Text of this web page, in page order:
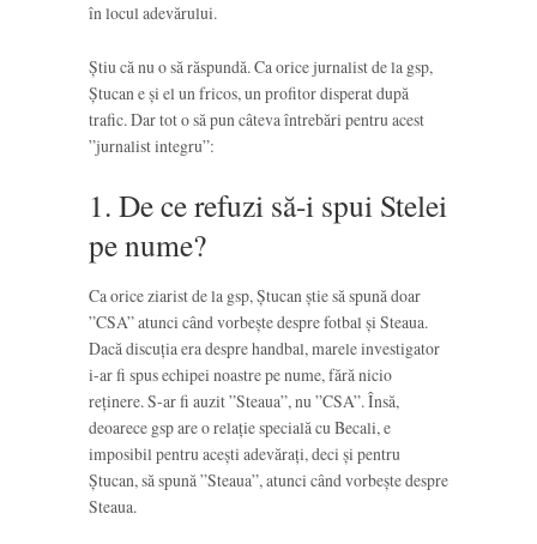
în locul adevărului.
Știu că nu o să răspundă. Ca orice jurnalist de la gsp,
Ștucan e și el un fricos, un profitor disperat după
trafic. Dar tot o să pun câteva întrebări pentru acest
”jurnalist integru”:
1. De ce refuzi să-i spui Stelei
pe nume?
Ca orice ziarist de la gsp, Ștucan știe să spună doar
”CSA” atunci când vorbește despre fotbal și Steaua.
Dacă discuția era despre handbal, marele investigator
i-ar fi spus echipei noastre pe nume, fără nicio
reținere. S-ar fi auzit ”Steaua”, nu ”CSA”. Însă,
deoarece gsp are o relație specială cu Becali, e
imposibil pentru acești adevărați, deci și pentru
Ștucan, să spună ”Steaua”, atunci când vorbește despre
Steaua.